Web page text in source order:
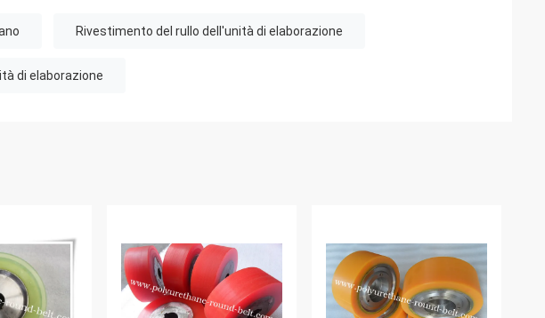
Rivestimento del rullo dell'unità di elaborazione
di elaborazione